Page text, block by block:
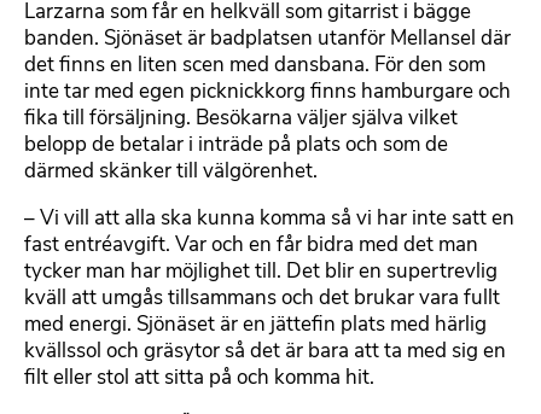
Larzarna som får en helkväll som gitarrist i bägge
banden. Sjönäset är badplatsen utanför Mellansel där
det finns en liten scen med dansbana. För den som
inte tar med egen picknickkorg finns hamburgare och
fika till försäljning. Besökarna väljer själva vilket
belopp de betalar i inträde på plats och som de
därmed skänker till välgörenhet.
– Vi vill att alla ska kunna komma så vi har inte satt en
fast entréavgift. Var och en får bidra med det man
tycker man har möjlighet till. Det blir en supertrevlig
kväll att umgås tillsammans och det brukar vara fullt
med energi. Sjönäset är en jättefin plats med härlig
kvällssol och gräsytor så det är bara att ta med sig en
filt eller stol att sitta på och komma hit.